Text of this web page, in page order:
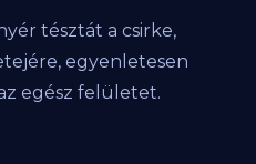
tésztát a csirke,
egyenletesen
egész felületet.